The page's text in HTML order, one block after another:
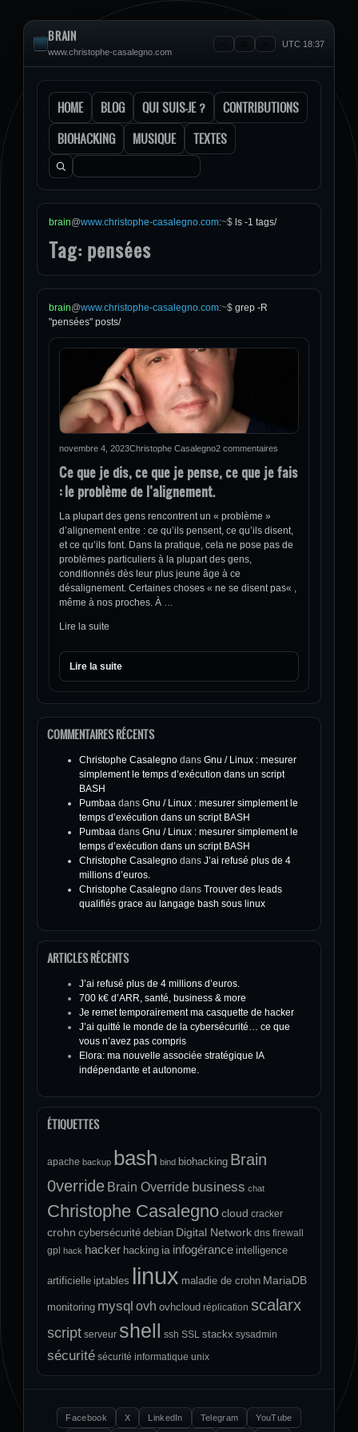
BRAIN
www.christophe-casalegno.com
UTC 18:37
HOME BLOG QUI SUIS-JE ?
CONTRIBUTIONS
BIOHACKING
MUSIQUE TEXTES
Rechercher :
brain@www.christophe-casalegno.com:~$ ls -1 tags/
Tag: pensées
brain@www.christophe-casalegno.com:~$ grep -R
"pensées" posts/
novembre 4, 2023Christophe Casalegno2 commentaires
Ce que je dis, ce que je pense, ce que je fais
: le problème de l’alignement.
La plupart des gens rencontrent un « problème »
d’alignement entre : ce qu’ils pensent, ce qu’ils disent,
et ce qu’ils font. Dans la pratique, cela ne pose pas de
problèmes particuliers à la plupart des gens,
conditionnés dès leur plus jeune âge à ce
désalignement. Certaines choses « ne se disent pas« ,
même à nos proches. À …
Lire la suite
Lire la suite
COMMENTAIRES RÉCENTS
Christophe Casalegno dans Gnu / Linux : mesurer
simplement le temps d’exécution dans un script
BASH
Pumbaa dans Gnu / Linux : mesurer simplement le
temps d’exécution dans un script BASH
Pumbaa dans Gnu / Linux : mesurer simplement le
temps d’exécution dans un script BASH
Christophe Casalegno dans J’ai refusé plus de 4
millions d’euros.
Christophe Casalegno dans Trouver des leads
qualifiés grace au langage bash sous linux
ARTICLES RÉCENTS
J’ai refusé plus de 4 millions d’euros.
700 k€ d’ARR, santé, business & more
Je remet temporairement ma casquette de hacker
J’ai quitté le monde de la cybersécurité… ce que
vous n’avez pas compris
Elora: ma nouvelle associée stratégique IA
indépendante et autonome.
ÉTIQUETTES
apache backup bash bind biohacking Brain
0verride Brain Override business chat
Christophe Casalegnocloud cracker
crohn cybersécurité debian Digital Network dns firewall
gpl
hack hacker hacking ia infogérance intelligence
artificielle iptables linux maladie de crohn MariaDB
monitoring mysql ovh ovhcloud réplication scalarx
script serveur shell ssh SSL stackx sysadmin
sécurité sécurité informatique unix
Facebook X LinkedIn Telegram YouTube